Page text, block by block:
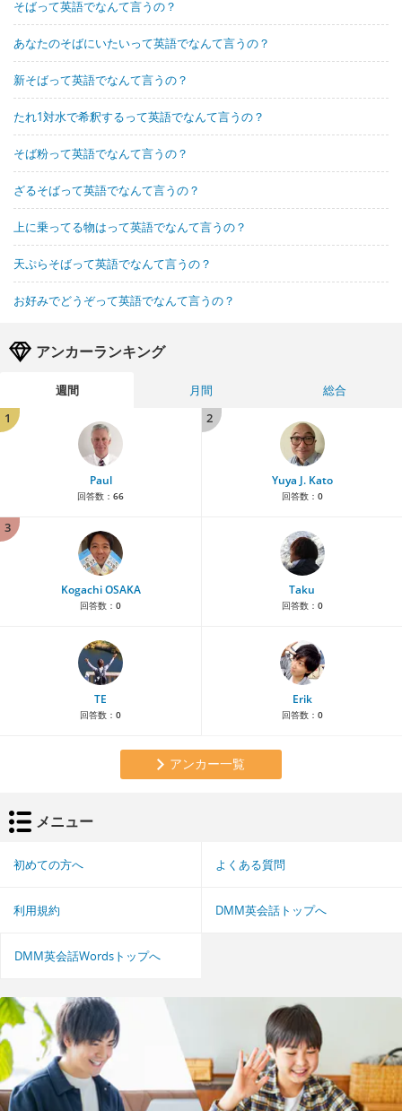
そばって英語でなんて言うの？
あなたのそばにいたいって英語でなんて言うの？
新そばって英語でなんて言うの？
たれ1対水で希釈するって英語でなんて言うの？
そば粉って英語でなんて言うの？
ざるそばって英語でなんて言うの？
上に乗ってる物はって英語でなんて言うの？
天ぷらそばって英語でなんて言うの？
お好みでどうぞって英語でなんて言うの？
アンカーランキング
週間 月間
総合
1
Paul
回答数： 66
2
Yuya J. Kato
回答数： 0
3
Kogachi OSAKA
回答数： 0
Taku
回答数： 0
TE
回答数： 0
Erik
回答数： 0
アンカー一覧
メニュー
初めての方へ よくある質問
利用規約 DMM英会話トップへ
DMM英会話Wordsトップへ